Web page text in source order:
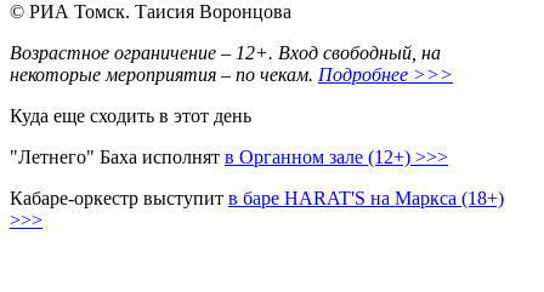
© РИА Томск. Таисия Воронцова
Возрастное ограничение – 12+. Вход свободный, на
некоторые мероприятия – по чекам. Подробнее >>>
Куда еще сходить в этот день
"Летнего" Баха исполнят в Органном зале (12+) >>>
Кабаре-оркестр выступит в баре HARAT'S на Маркса (18+)
>>>